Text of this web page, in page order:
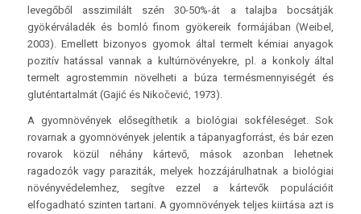
levegőből asszimilált szén 30-50%-át a talajba bocsátják
gyökérváladék és bomló finom gyökereik formájában (Weibel,
2003). Emellett bizonyos gyomok által termelt kémiai anyagok
pozitív hatással vannak a kultúrnövényekre, pl. a konkoly által
termelt agrostemmin növelheti a búza termésmennyiségét és
gluténtartalmát (Gajić és Nikočević, 1973).
A gyomnövények elősegíthetik a biológiai sokféleséget. Sok
rovarnak a gyomnövények jelentik a tápanyagforrást, és bár ezen
rovarok közül néhány kártevő, mások azonban lehetnek
ragadozók vagy paraziták, melyek hozzájárulhatnak a biológiai
növényvédelemhez, segítve ezzel a kártevők populációit
elfogadható szinten tartani. A gyomnövények teljes kiirtása azt is